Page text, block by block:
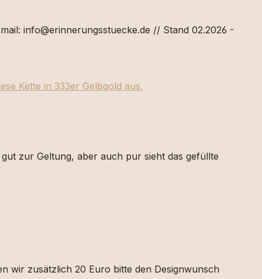
info@erinnerungsstuecke.de // Stand 02.2026 -
Kette in 333er Gelbgold aus.
zur Geltung, aber auch pur sieht das gefüllte
wir zusätzlich 20 Euro bitte den Designwunsch